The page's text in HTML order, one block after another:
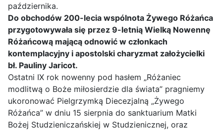
października.
Do obchodów 200-lecia wspólnota Żywego Różańca
przygotowywała się przez 9-letnią Wielką Nowennę
Różańcową mającą odnowić w członkach
kontemplacyjny i apostolski charyzmat założycielki
bł. Pauliny Jaricot.
Ostatni IX rok nowenny pod hasłem „Różaniec
modlitwą o Boże miłosierdzie dla świata” pragniemy
ukoronować Pielgrzymką Diecezjalną „Żywego
Różańca” w dniu 15 sierpnia do sanktuarium Matki
Bożej Studzieniczańskiej w Studzienicznej, oraz